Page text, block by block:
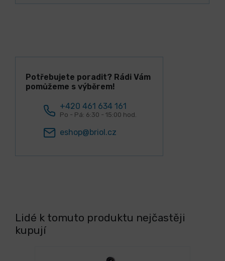
Potřebujete poradit? Rádi Vám
pomůžeme s výběrem!
+420 461 634 161
Po - Pá: 6:30 - 15:00 hod.
eshop@briol.cz
Lidé k tomuto produktu nejčastěji
kupují